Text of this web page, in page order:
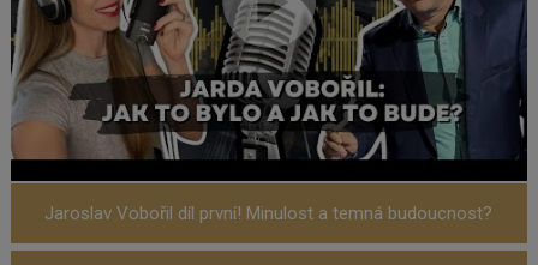
Jaroslav Vobořil díl první! Minulost a temná budoucnost?